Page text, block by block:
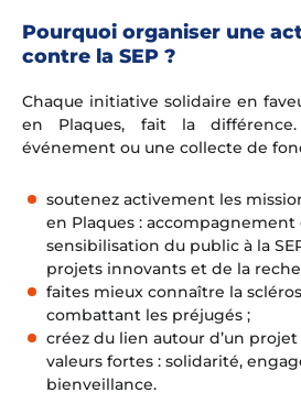
Pourquoi organiser une
contre la SEP ?
Chaque initiative solidaire en
en Plaques, fait la
événement ou une collecte de
soutenez activement les
en Plaques : accompagnement
sensibilisation du public à la
projets innovants et de la
faites mieux connaître la
combattant les préjugés ;
créez du lien autour d’un
valeurs fortes : solidarité,
bienveillance.